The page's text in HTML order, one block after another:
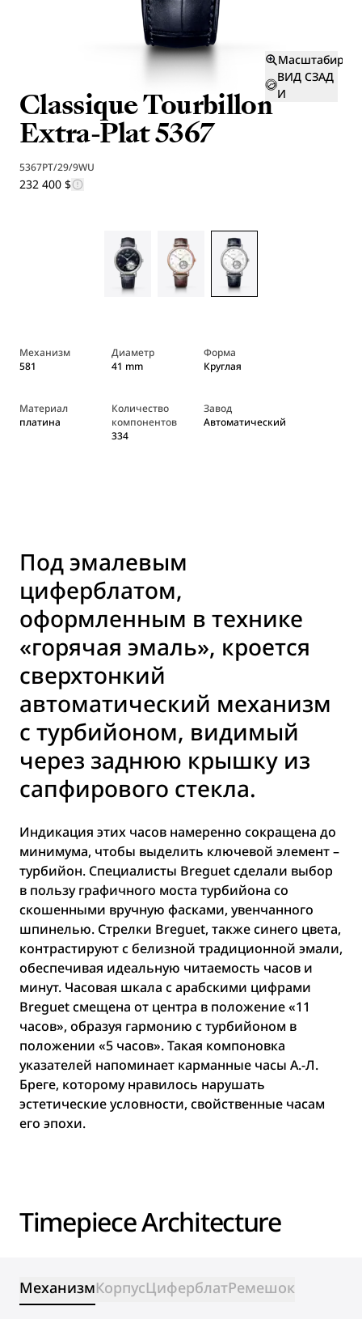
ВИД СЗАД
И
Classique Tourbillon
Extra-Plat 5367
5367PT/29/9WU
232 400 $
Механизм
581
Диаметр
41 mm
Форма
Круглая
Материал
платина
Количество
компонентов
334
Завод
Автоматический
Под эмалевым
циферблатом,
оформленным в технике
«горячая эмаль», кроется
сверхтонкий
автоматический механизм
с турбийоном, видимый
через заднюю крышку из
сапфирового стекла.
Индикация этих часов намеренно сокращена до
минимума, чтобы выделить ключевой элемент –
турбийон. Специалисты Breguet сделали выбор
в пользу графичного моста турбийона со
скошенными вручную фасками, увенчанного
шпинелью. Стрелки Breguet, также синего цвета,
контрастируют с белизной традиционной эмали,
обеспечивая идеальную читаемость часов и
минут. Часовая шкала с арабскими цифрами
Breguet смещена от центра в положение «11
часов», образуя гармонию с турбийоном в
положении «5 часов». Такая компоновка
указателей напоминает карманные часы А.-Л.
Бреге, которому нравилось нарушать
эстетические условности, свойственные часам
его эпохи.
Timepiece Architecture
МеханизмКорпусЦиферблатРемешок